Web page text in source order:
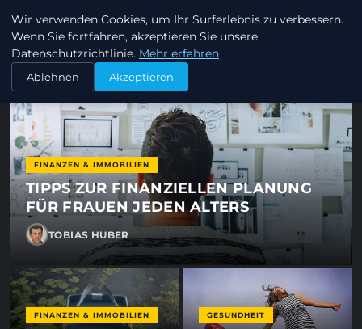
Davidchristian -
DAVIDCHRISTIAN
FINANZEN & IMMOBILIEN
TIPPS ZUR FINANZIELLEN PLANUNG
FÜR FRAUEN JEDEN ALTERS
TOBIAS HUBER
FINANZEN & IMMOBILIEN GESUNDHEIT
Wir verwenden Cookies, um Ihr Surferlebnis zu verbessern.
Wenn Sie fortfahren, akzeptieren Sie unsere
Datenschutzrichtlinie. Mehr erfahren
Ablehnen Akzeptieren